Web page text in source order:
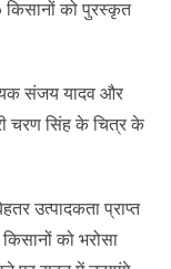
किसानों को पुरस्कृत
संजय यादव और
चरण सिंह के चित्र के
उत्पादकता प्राप्त
को भरोसा